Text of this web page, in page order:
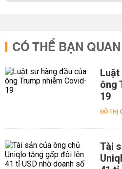
CÓ THỂ BẠN
ông
19
ĐÔ THỊ
Tài